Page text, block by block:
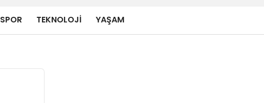
SPOR TEKNOLOJI YAŞAM